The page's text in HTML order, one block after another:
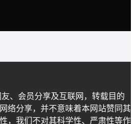
、会员分享及互联网，转载目的
络分享，并不意味着本网站赞同其
，我们不对其科学性、严肃性等作